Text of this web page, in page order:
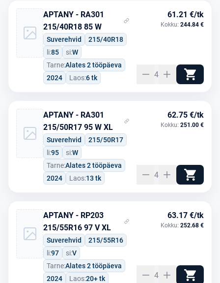
APTANY - RA301
215/40R18 85 W
Suverehvid
215/40R18
li:85 si:W
Tarne:Alates 2 tööpäeva
2024
Laos:6 tk
61.21 €/tk
Kokku: 244.84 €
4
APTANY - RA301
215/50R17 95 W XL
Suverehvid
215/50R17
li:95 si:W
Tarne:Alates 2 tööpäeva
2024
Laos:13 tk
62.75 €/tk
Kokku: 251.00 €
4
APTANY - RP203
215/55R16 97 V XL
Suverehvid
215/55R16
li:97 si:V
Tarne:Alates 2 tööpäeva
2024
Laos:20+ tk
63.17 €/tk
Kokku: 252.68 €
4